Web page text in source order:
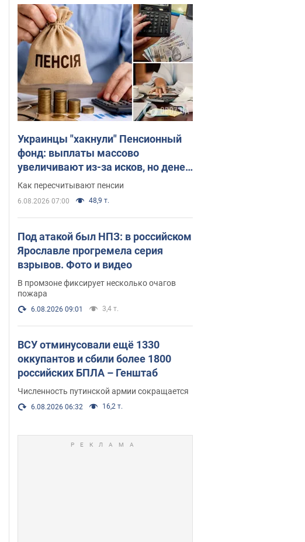
Украинцы "хакнули" Пенсионный
фонд: выплаты массово
увеличивают из-за исков, но денег
не хватает
Как пересчитывают пенсии
6.08.2026 07:00 48,9 т.
Под атакой был НПЗ: в российском
Ярославле прогремела серия
взрывов. Фото и видео
В промзоне фиксирует несколько очагов
пожара
6.08.2026 09:01 3,4 т.
ВСУ отминусовали ещё 1330
оккупантов и сбили более 1800
российских БПЛА – Генштаб
Численность путинской армии сокращается
6.08.2026 06:32 16,2 т.